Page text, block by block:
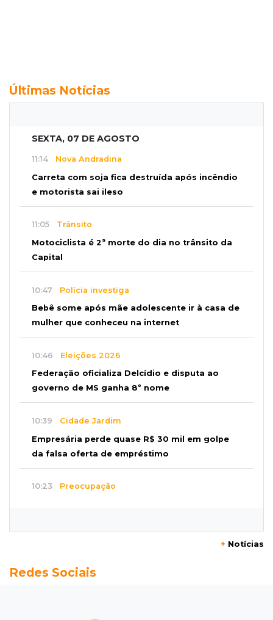
Últimas Notícias
SEXTA, 07 DE AGOSTO
11:14 Nova Andradina
Carreta com soja fica destruída após incêndio
e motorista sai ileso
11:05 Trânsito
Motociclista é 2ª morte do dia no trânsito da
Capital
10:47 Polícia investiga
Bebê some após mãe adolescente ir à casa de
mulher que conheceu na internet
10:46 Eleições 2026
Federação oficializa Delcídio e disputa ao
governo de MS ganha 8º nome
10:39 Cidade Jardim
Empresária perde quase R$ 30 mil em golpe
da falsa oferta de empréstimo
10:23 Preocupação
Superávit comercial de MS cresce 17,8% com
Arte com a escrita
+ Notícias
Redes Sociais